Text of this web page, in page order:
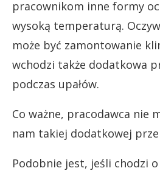
pracownikom inne formy
wysoką temperaturą.
może być zamontowanie
wchodzi także dodatkowa
podczas upałów.
Co ważne, pracodawca nie
nam takiej dodatkowej
Podobnie jest, jeśli chodzi o